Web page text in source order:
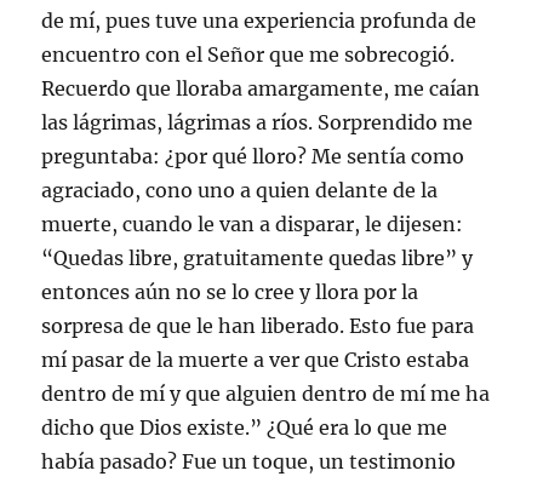
de mí, pues tuve una experiencia profunda de
encuentro con el Señor que me sobrecogió.
Recuerdo que lloraba amargamente, me caían
las lágrimas, lágrimas a ríos. Sorprendido me
preguntaba: ¿por qué lloro? Me sentía como
agraciado, cono uno a quien delante de la
muerte, cuando le van a disparar, le dijesen:
“Quedas libre, gratuitamente quedas libre” y
entonces aún no se lo cree y llora por la
sorpresa de que le han liberado. Esto fue para
mí pasar de la muerte a ver que Cristo estaba
dentro de mí y que alguien dentro de mí me ha
dicho que Dios existe.” ¿Qué era lo que me
había pasado? Fue un toque, un testimonio